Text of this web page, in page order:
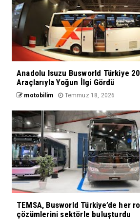
Anadolu Isuzu Busworld Türkiye
Araçlarıyla Yoğun İlgi Gördü
motobilim Temmuz 18, 2026
TEMSA, Busworld Türkiye’de her
çözümlerini sektörle buluşturdu